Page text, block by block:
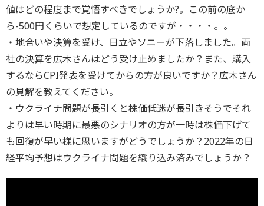
値はどの程度まで覚悟すべきでしょうか?。この前の底か
ら-500円くらいで想定しているのですが・・・・。。
・地合いや決算を受け、日立やソニーが下落しました。両
社の決算を広木さんはどう受け止めましたか？また、購入
するならCPI発表を受けてからの方が良いですか？広木さん
の見解を教えてください。
・ウクライナ問題が長引くと株価低迷が長引きそうでそれ
よりは早い時期に最悪のシナリオの方が一時は株価下げて
も回復が早い様に思いますがどうでしょうか？2022年の日
経平均予想はウクライナ問題を織り込み済みでしょうか？